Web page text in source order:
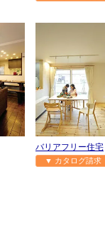
バリアフリー住宅
▼ カタログ請